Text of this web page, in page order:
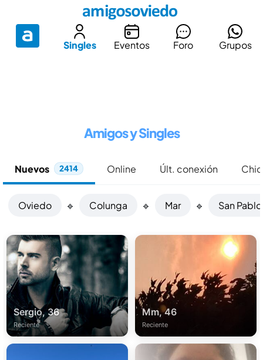
Singles Eventos Foro Grupos
Amigos y Singles
Nuevos 2414 Online Últ. conexión
Oviedo 🔹 Colunga 🔹 Mar 🔹 San Pablo
Sergio, 36
Reciente
Mm, 46
Reciente